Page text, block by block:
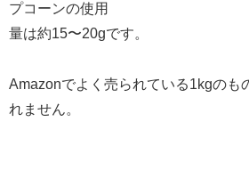
プコーンの使用
量は約15〜20gです。
Amazonでよく売られている1kgのも
れません。